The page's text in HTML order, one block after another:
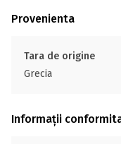
Provenienta
Tara de origine
Grecia
Informații